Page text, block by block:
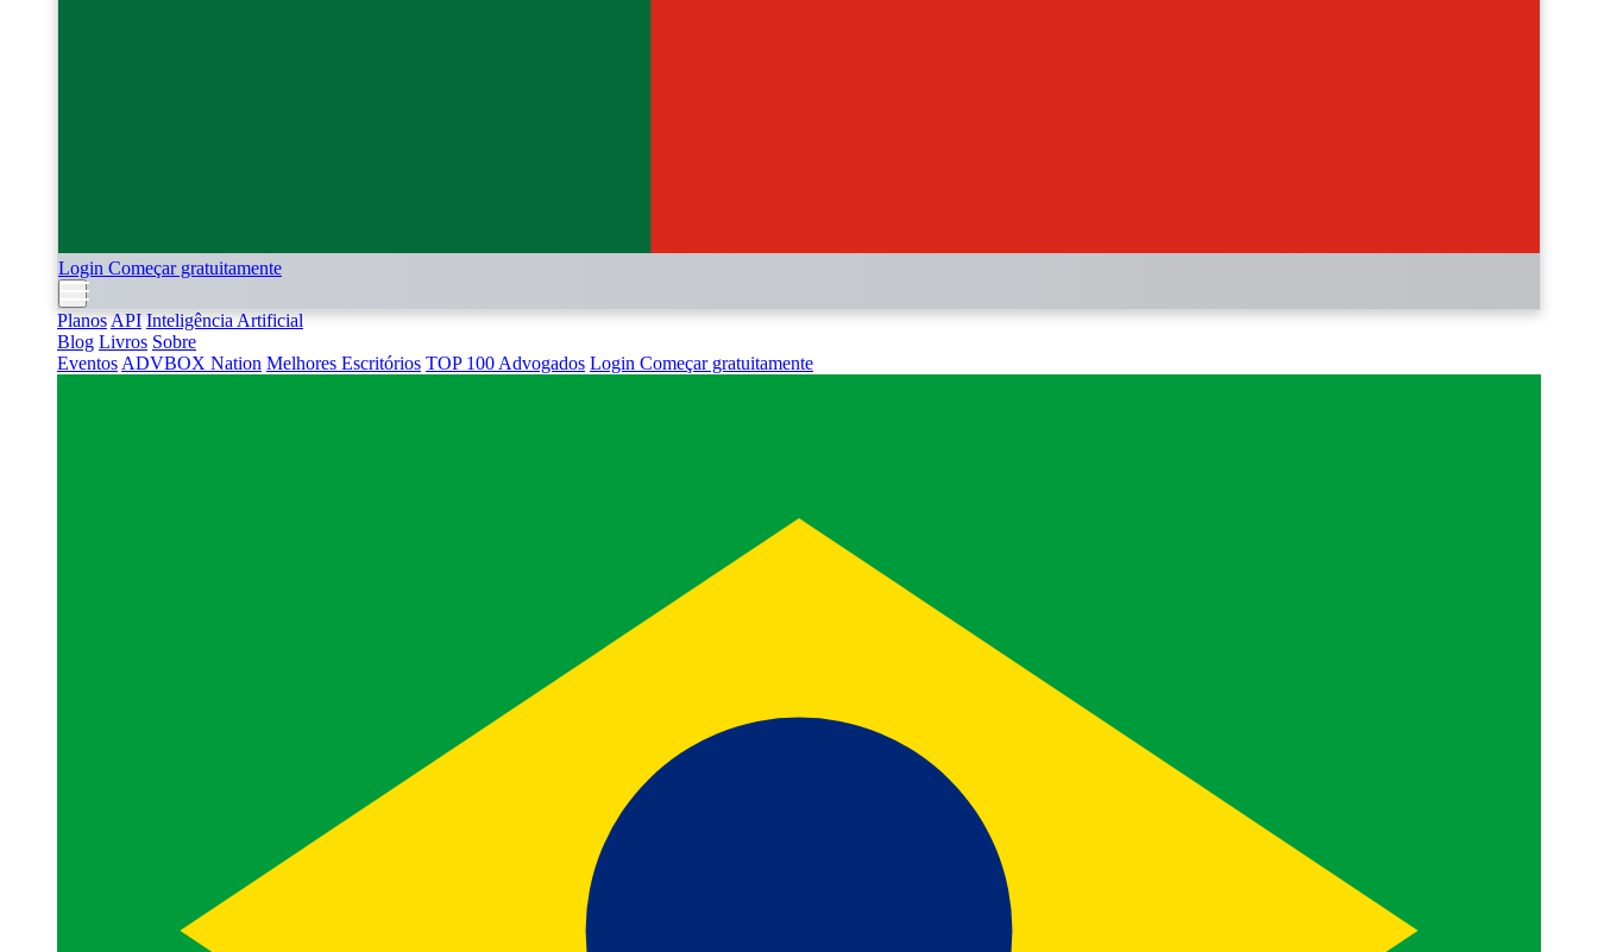
Login Começar gratuitamente
PlanosAPI Inteligência Artificial
Blog Livros Sobre
Eventos ADVBOX Nation Melhores Escritórios TOP 100 Advogados Login Começar gratuitamente